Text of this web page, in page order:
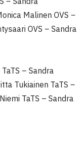
Malinen OVS –
OVS – Sandra
– Sandra
Tukiainen TaTS –
TaTS – Sandra